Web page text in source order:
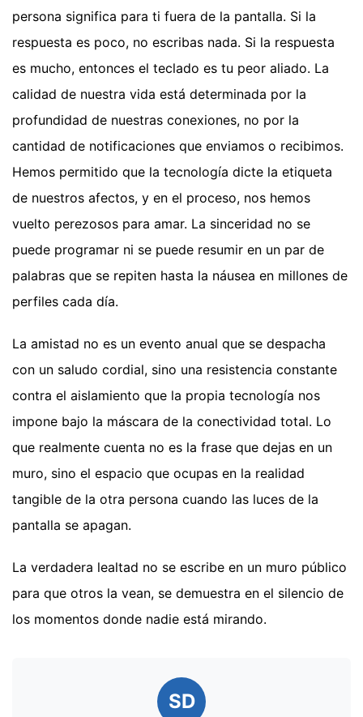
persona significa para ti fuera de la pantalla. Si la
respuesta es poco, no escribas nada. Si la respuesta
es mucho, entonces el teclado es tu peor aliado. La
calidad de nuestra vida está determinada por la
profundidad de nuestras conexiones, no por la
cantidad de notificaciones que enviamos o recibimos.
Hemos permitido que la tecnología dicte la etiqueta
de nuestros afectos, y en el proceso, nos hemos
vuelto perezosos para amar. La sinceridad no se
puede programar ni se puede resumir en un par de
palabras que se repiten hasta la náusea en millones de
perfiles cada día.
La amistad no es un evento anual que se despacha
con un saludo cordial, sino una resistencia constante
contra el aislamiento que la propia tecnología nos
impone bajo la máscara de la conectividad total. Lo
que realmente cuenta no es la frase que dejas en un
muro, sino el espacio que ocupas en la realidad
tangible de la otra persona cuando las luces de la
pantalla se apagan.
La verdadera lealtad no se escribe en un muro público
para que otros la vean, se demuestra en el silencio de
los momentos donde nadie está mirando.
SD